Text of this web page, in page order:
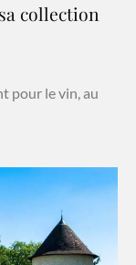
collection
pour le vin, au